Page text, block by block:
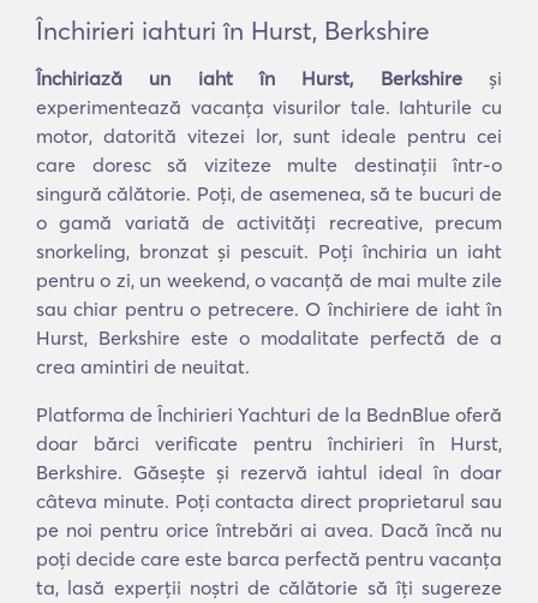
Închirieri iahturi în Hurst, Berkshire
Închiriază un iaht în Hurst, Berkshireși
experimentează vacanța visurilor tale. Iahturile cu
motor, datorită vitezei lor, sunt ideale pentru cei
care doresc să viziteze multe destinații într-o
singură călătorie. Poți, de asemenea, să te bucuri de
o gamă variată de activități recreative, precum
snorkeling, bronzat și pescuit. Poți închiria un iaht
pentru o zi, un weekend, o vacanță de mai multe zile
sau chiar pentru o petrecere. O închiriere de iaht în
Hurst, Berkshire este o modalitate perfectă de a
crea amintiri de neuitat.
Platforma de Închirieri Yachturi de la BednBlue oferă
doar bărci verificate pentru închirieri în Hurst,
Berkshire. Găsește și rezervă iahtul ideal în doar
câteva minute. Poți contacta direct proprietarul sau
pe noi pentru orice întrebări ai avea. Dacă încă nu
poți decide care este barca perfectă pentru vacanța
ta, lasă experții noștri de călătorie să îți sugereze